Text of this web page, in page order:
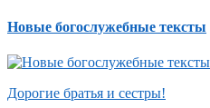
Новые богослужебные тексты
Дорогие братья и сестры!